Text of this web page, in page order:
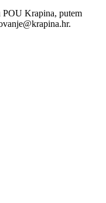
POU Krapina, putem